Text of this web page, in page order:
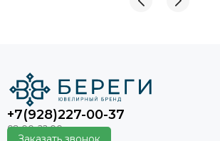
+7(928)227-00-37